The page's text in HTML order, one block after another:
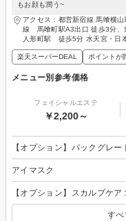
もお顔も潤う~
アクセス：都営新宿線 馬喰横
線 馬喰町駅A3出口 徒歩3分、
人形町駅 徒歩5分 水天宮・日
楽天スーパーDEAL ポイントが
メニュー別参考価格
フェイシャルエステ
￥2,200～
【オプション】パックグレー
アイマスク
【オプション】スカルプケア
すべ